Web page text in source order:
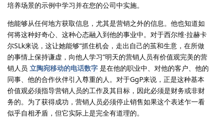
培养场景的示例中学习并在您的公司中实施。
他能够从任何地方获取信息，尤其是营销之外的信息。他也知道如
何将这种好奇心、这种心态融入到他的事业中。对于西尔维·拉赫卡
尔SLk来说，这让她能够“抓住机会，走出自己的茧和生意，在所做
的事情上保持谦虚，向他人学习”明天的营销人员有价值观完美的营
销人员 立陶宛移动的电话数字 是在他的职业中、对他的客户、他的
同事、他的合作伙伴引入尊重的人。对于GgP来说，正是这种基本
价值观必须指导营销人员的工作及其目标，因此必须是财务或非财
务的。为了获得成功，营销人员必须停止销售如果这个表述乍一看
似乎自相矛盾，但它实际上是完全有道理的。